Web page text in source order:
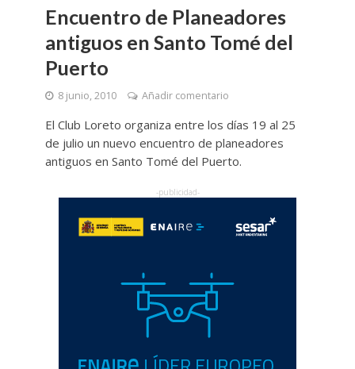
Encuentro de Planeadores
antiguos en Santo Tomé del
Puerto
8 junio, 2010 Añadir comentario
El Club Loreto organiza entre los días 19 al 25
de julio un nuevo encuentro de planeadores
antiguos en Santo Tomé del Puerto.